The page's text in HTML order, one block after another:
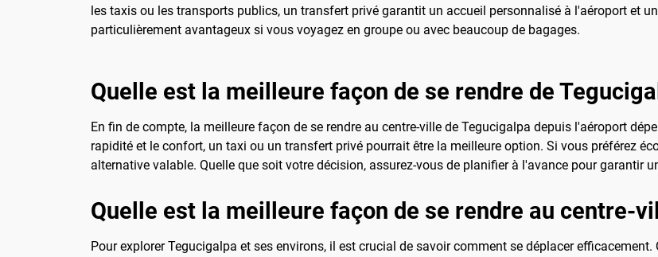
les taxis ou les transports publics, un transfert privé garantit un accueil personnalisé à l'aéroport et
particulièrement avantageux si vous voyagez en groupe ou avec beaucoup de bagages.
Quelle est la meilleure façon de se rendre de
En fin de compte, la meilleure façon de se rendre au centre-ville de Tegucigalpa depuis l'aéroport
rapidité et le confort, un taxi ou un transfert privé pourrait être la meilleure option. Si vous préférez
alternative valable. Quelle que soit votre décision, assurez-vous de planifier à l'avance pour garantir
Quelle est la meilleure façon de se rendre au centre-
Pour explorer Tegucigalpa et ses environs, il est crucial de savoir comment se déplacer